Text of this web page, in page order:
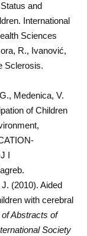
and
International
Sciences
R., Ivanović,
Sclerosis.
Medenica, V.
of Children
I
(2010). Aided
with cerebral
Abstracts of
Society